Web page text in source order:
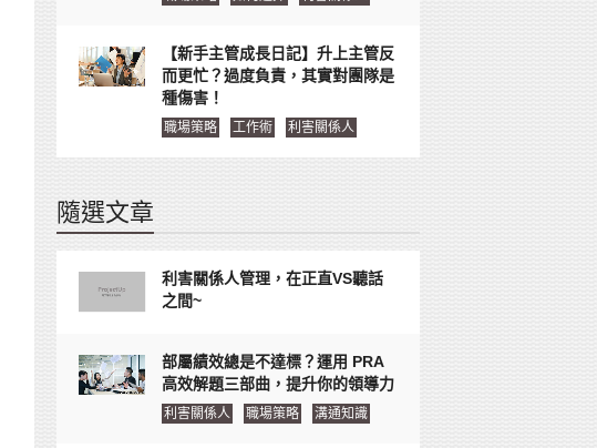
【新手主管成長日記】升上主管反
而更忙？過度負責，其實對團隊是
種傷害！
職場策略 工作術 利害關係人
隨選文章
利害關係人管理，在正直VS聽話
之間~
部屬績效總是不達標？運用 PRA
高效解題三部曲，提升你的領導力
利害關係人 職場策略 溝通知識